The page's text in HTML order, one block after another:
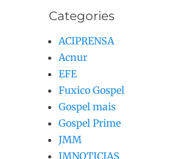
Categories
ACIPRENSA
Acnur
EFE
Fuxico Gospel
Gospel mais
Gospel Prime
JMM
JMNOTICIAS